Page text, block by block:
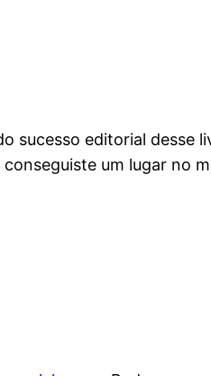
sucesso editorial desse
um lugar no